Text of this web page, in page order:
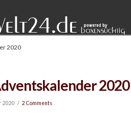
JAHR 2026
2020
2020
2020 2 Comments